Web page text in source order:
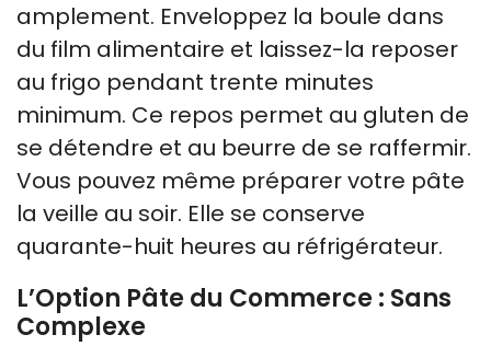
amplement. Enveloppez la boule dans
du film alimentaire et laissez-la reposer
au frigo pendant trente minutes
minimum. Ce repos permet au gluten de
se détendre et au beurre de se raffermir.
Vous pouvez même préparer votre pâte
la veille au soir. Elle se conserve
quarante-huit heures au réfrigérateur.
L’Option Pâte du Commerce : Sans
Complexe